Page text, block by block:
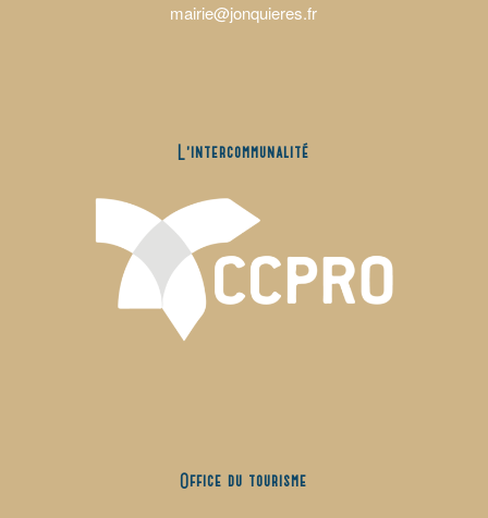
mairie@jonquieres.fr
L’intercommunalité
Office du tourisme